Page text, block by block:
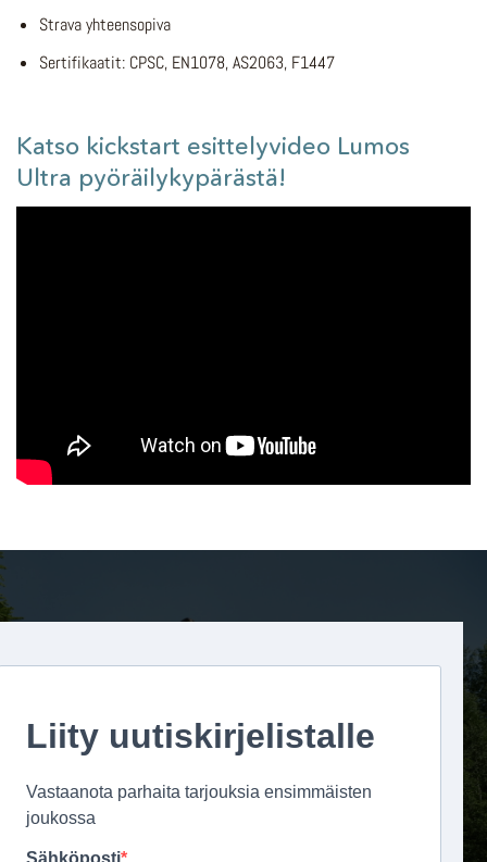
Strava yhteensopiva
Sertifikaatit: CPSC, EN1078, AS2063, F1447
Katso kickstart esittelyvideo Lumos
Ultra pyöräilykypärästä!